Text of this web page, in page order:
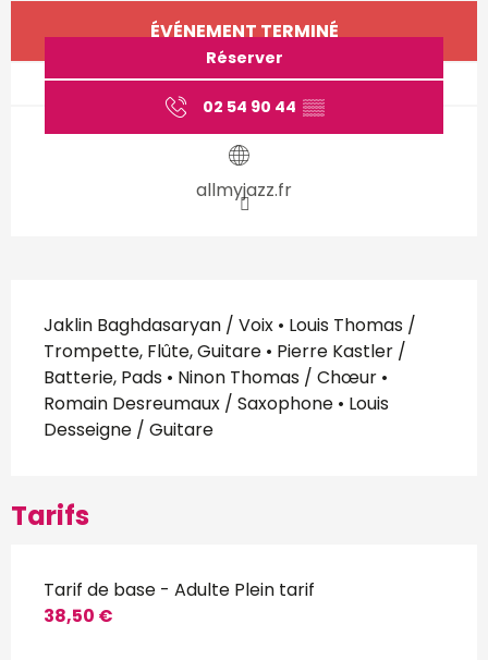
Ouverture et coordonnées
ÉVÉNEMENT TERMINÉ
Réserver
02 54 90 44 ▒▒
allmyjazz.fr
Description
Jaklin Baghdasaryan / Voix • Louis Thomas /
Trompette, Flûte, Guitare • Pierre Kastler /
Batterie, Pads • Ninon Thomas / Chœur •
Romain Desreumaux / Saxophone • Louis
Desseigne / Guitare
Tarifs
Tarif de base - Adulte Plein tarif
38,50 €